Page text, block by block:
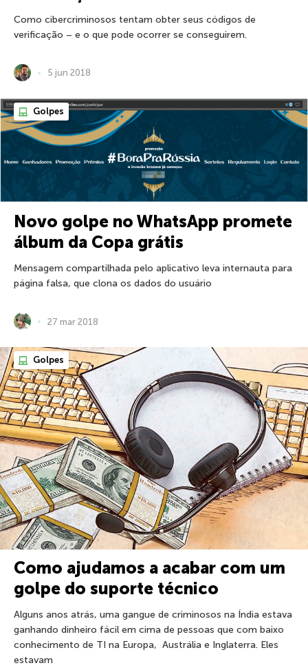
Como cibercriminosos tentam obter seus códigos de
verificação – e o que pode ocorrer se conseguirem.
5 jun 2018
Golpes
Novo golpe no WhatsApp promete
álbum da Copa grátis
Mensagem compartilhada pelo aplicativo leva internauta para
página falsa, que clona os dados do usuário
27 mar 2018
Golpes
Como ajudamos a acabar com um
golpe do suporte técnico
Alguns anos atrás, uma gangue de criminosos na Índia estava
ganhando dinheiro fácil em cima de pessoas que com baixo
conhecimento de TI na Europa, Austrália e Inglaterra. Eles
estavam